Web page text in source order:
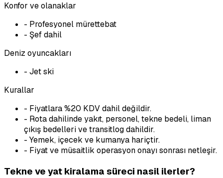
Konfor ve olanaklar
- Profesyonel mürettebat
- Şef dahil
Deniz oyuncakları
- Jet ski
Kurallar
- Fiyatlara %20 KDV dahil değildir.
- Rota dahilinde yakıt, personel, tekne bedeli, liman
çıkış bedelleri ve transitlog dahildir.
- Yemek, içecek ve kumanya hariçtir.
- Fiyat ve müsaitlik operasyon onayı sonrası netleşir.
Tekne ve yat kiralama süreci nasil ilerler?